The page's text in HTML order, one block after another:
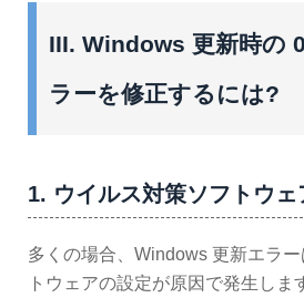
III. Windows 更新時の
ラーを修正するには?
1. ウイルス対策ソフトウ
多くの場合、Windows 更新エラ
トウェアの設定が原因で発生しま